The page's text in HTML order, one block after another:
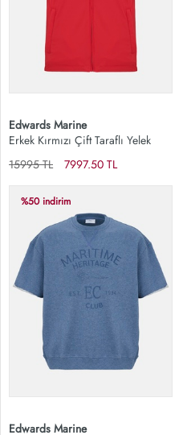
Edwards Marine
Erkek Kırmızı Çift Taraflı Yelek
15995 TL
7997.50 TL
%50 indirim
Edwards Marine